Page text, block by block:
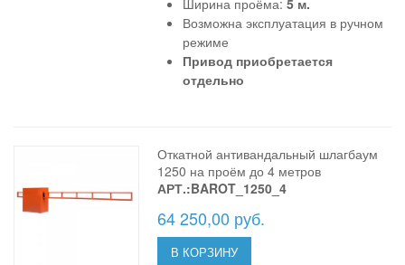
Ширина проёма:5 м.
Возможна эксплуатация в ручном
режиме
Привод приобретается
отдельно
Откатной антивандальный шлагбаум
1250 на проём до 4 метров
АРТ.:BAROT_1250_4
64 250,00 руб.
В КОРЗИНУ